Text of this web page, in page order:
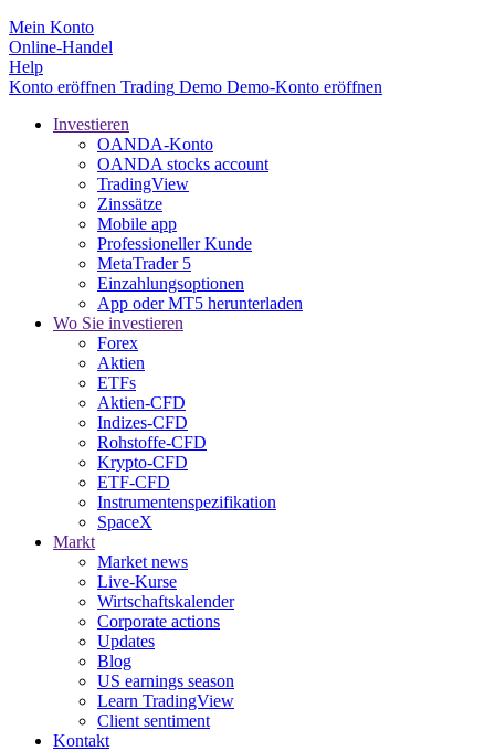
Mein Konto
Online-Handel
Help
Konto eröffnen Trading Demo Demo-Konto eröffnen
Investieren
OANDA-Konto
OANDA stocks account
TradingView
Zinssätze
Mobile app
Professioneller Kunde
MetaTrader 5
Einzahlungsoptionen
App oder MT5 herunterladen
Wo Sie investieren
Forex
Aktien
ETFs
Aktien-CFD
Indizes-CFD
Rohstoffe-CFD
Krypto-CFD
ETF-CFD
Instrumentenspezifikation
SpaceX
Markt
Market news
Live-Kurse
Wirtschaftskalender
Corporate actions
Updates
Blog
US earnings season
Learn TradingView
Client sentiment
Kontakt